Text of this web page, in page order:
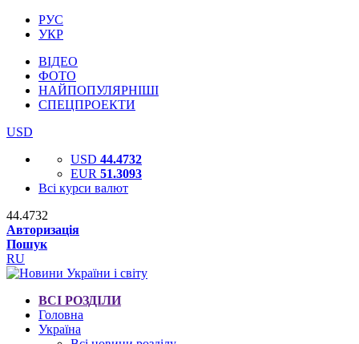
РУС
УКР
ВІДЕО
ФОТО
НАЙПОПУЛЯРНІШІ
СПЕЦПРОЕКТИ
USD
USD 44.4732
EUR 51.3093
Всі курси валют
44.4732
Авторизація
Пошук
RU
ВСІ РОЗДІЛИ
Головна
Україна